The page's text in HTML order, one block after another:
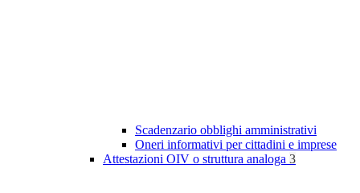
Scadenzario obblighi amministrativi
Oneri informativi per cittadini e imprese
Attestazioni OIV o struttura analoga 3